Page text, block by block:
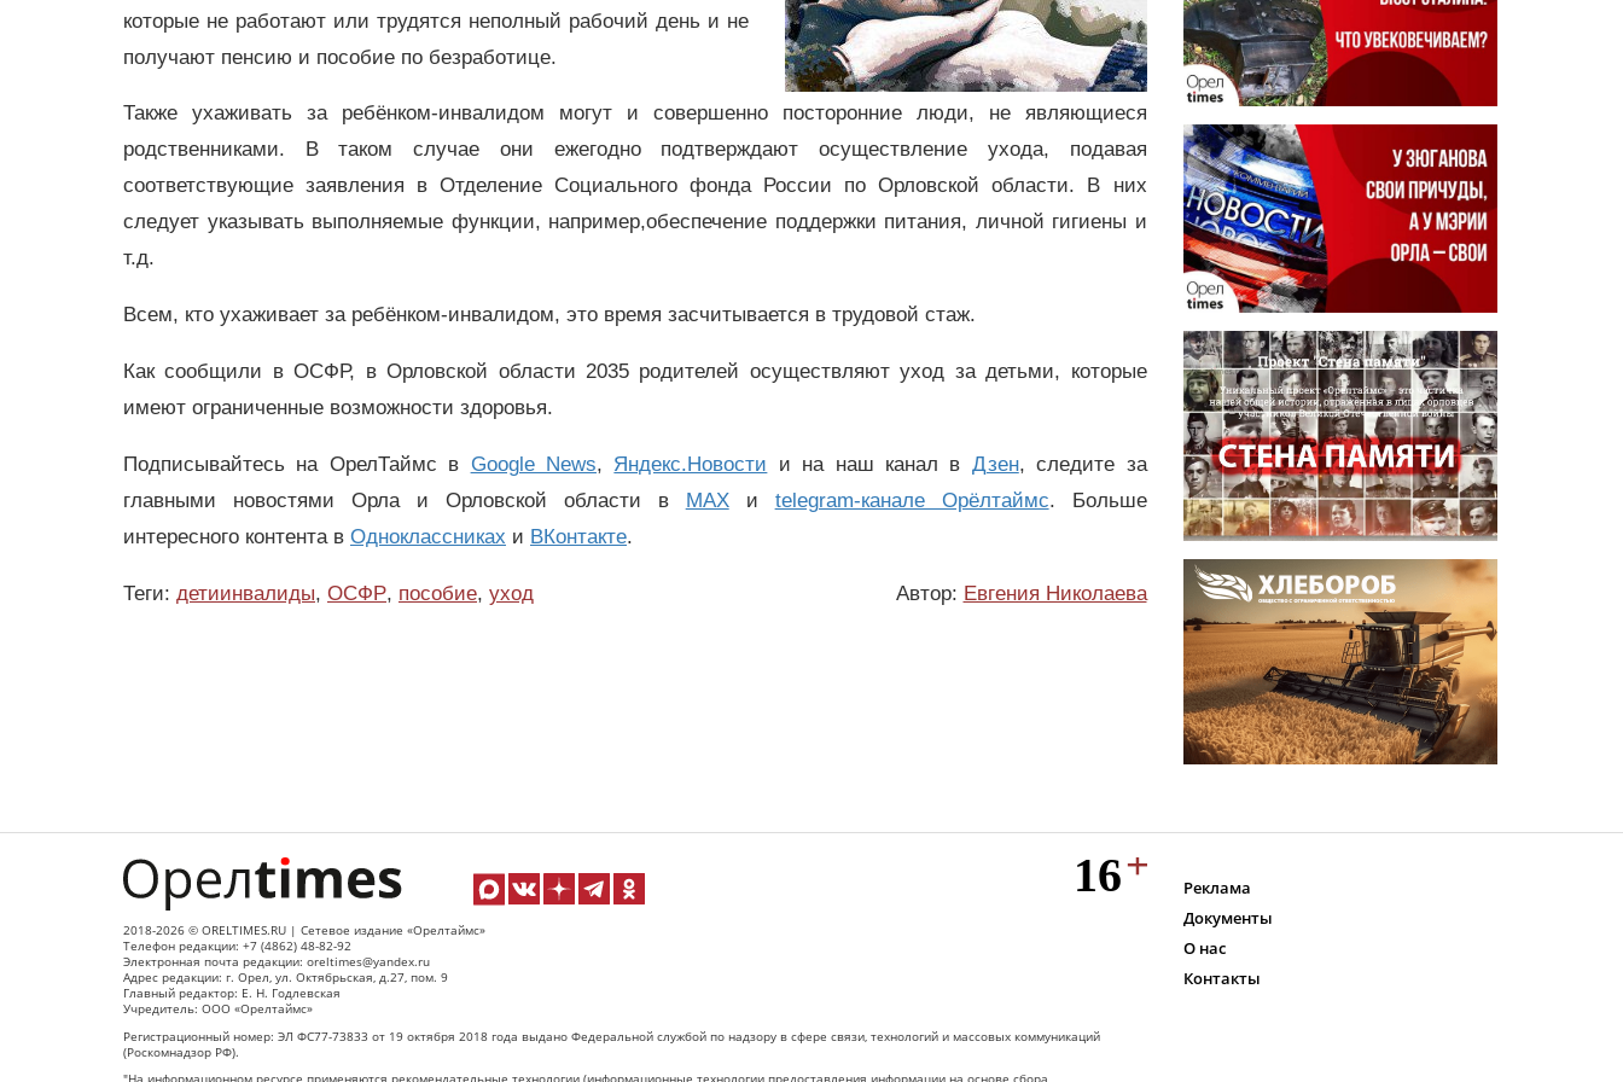
которые не работают или трудятся неполный рабочий день и не
получают пенсию и пособие по безработице.
Также ухаживать за ребёнком-инвалидом могут и совершенно посторонние люди, не являющиеся
родственниками. В таком случае они ежегодно подтверждают осуществление ухода, подавая
соответствующие заявления в Отделение Социального фонда России по Орловской области. В них
следует указывать выполняемые функции, например,обеспечение поддержки питания, личной гигиены и
т.д.
Всем, кто ухаживает за ребёнком-инвалидом, это время засчитывается в трудовой стаж.
Как сообщили в ОСФР, в Орловской области 2035 родителей осуществляют уход за детьми, которые
имеют ограниченные возможности здоровья.
Подписывайтесь на ОрелТаймс в Google News, Яндекс.Новости и на наш канал в Дзен, следите за
главными новостями Орла и Орловской области в MAXи telegram-канале Орёлтаймс. Больше
интересного контента в Одноклассниках и ВКонтакте.
Теги: детиинвалиды, ОСФР, пособие, уход Автор: Евгения Николаева
2018-2026 © ORELTIMES.RU | Сетевое издание «Орелтаймс»
Телефон редакции: +7 (4862) 48-82-92
Электронная почта редакции: oreltimes@yandex.ru
Адрес редакции: г. Орел, ул. Октябрьская, д.27, пом. 9
Главный редактор: Е. Н. Годлевская
Учредитель: ООО «Орелтаймс»
Регистрационный номер: ЭЛ ФС77-73833 от 19 октября 2018 года выдано Федеральной службой по надзору в сфере связи, технологий и массовых коммуникаций
(Роскомнадзор РФ).
Реклама
Документы
О нас
Контакты